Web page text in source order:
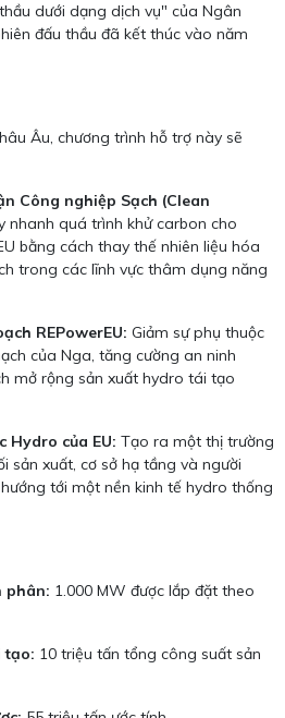
dưới dạng dịch vụ" của Ngân
đấu thầu đã kết thúc vào năm
Âu, chương trình hỗ trợ này sẽ
Công nghiệp Sạch (Clean
nhanh quá trình khử carbon cho
bằng cách thay thế nhiên liệu hóa
trong các lĩnh vực thâm dụng năng
REPowerEU: Giảm sự phụ thuộc
của Nga, tăng cường an ninh
mở rộng sản xuất hydro tái tạo
Hydro của EU: Tạo ra một thị trường
sản xuất, cơ sở hạ tầng và người
tới một nền kinh tế hydro thống
phân: 1.000 MW được lắp đặt theo
tạo: 10 triệu tấn tổng công suất sản